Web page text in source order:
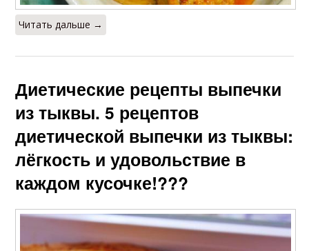
Читать дальше →
Диетические рецепты выпечки
из тыквы. 5 рецептов
диетической выпечки из тыквы:
лёгкость и удовольствие в
каждом кусочке!???